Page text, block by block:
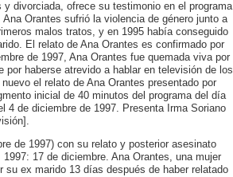
divorciada, ofrece su testimonio en el programa
Orantes sufrió la violencia de género junto a
malos tratos, y en 1995 había conseguido
El relato de Ana Orantes es confirmado por
de 1997, Ana Orantes fue quemada viva por
haberse atrevido a hablar en televisión de los
el relato de Ana Orantes presentado por
inicial de 40 minutos del programa del día
4 de diciembre de 1997. Presenta Irma Soriano
de 1997) con su relato y posterior asesinato
17 de diciembre. Ana Orantes, una mujer
ex marido 13 días después de haber relatado